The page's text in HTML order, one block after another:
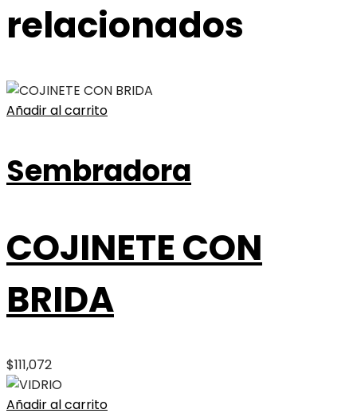
relacionados
Añadir al carrito
Sembradora
COJINETE CON
BRIDA
$111,072
Añadir al carrito